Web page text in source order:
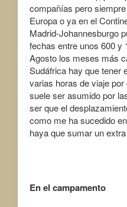
compañías pero
Europa o ya en el
Madrid-Johannesburgo
fechas entre unos 600 y
Agosto los meses más
Sudáfrica hay que tener
varias horas de viaje
suele ser asumido por
ser que el
como me ha sucedido
haya que sumar un
En el campamento